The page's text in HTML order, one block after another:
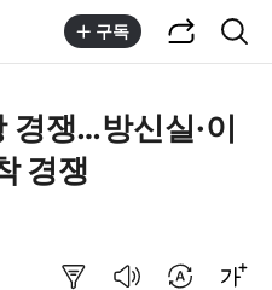
구독
경쟁…방신실·이
경쟁